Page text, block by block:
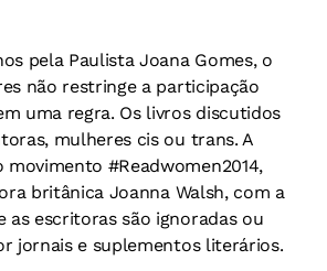
pela Paulista Joana Gomes, o
não restringe a participação
uma regra. Os livros discutidos
mulheres cis ou trans. A
movimento #Readwomen2014,
britânica Joanna Walsh, com a
as escritoras são ignoradas ou
jornais e suplementos literários.